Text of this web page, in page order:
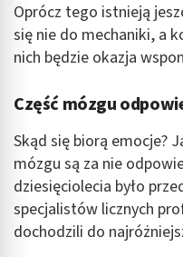
Oprócz tego istnieją
się nie do mechaniki, a
nich będzie okazja
Część mózgu
Skąd się biorą emocje?
mózgu są za nie
dziesięciolecia było
specjalistów licznych
dochodzili do